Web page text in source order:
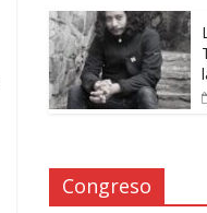
Congreso